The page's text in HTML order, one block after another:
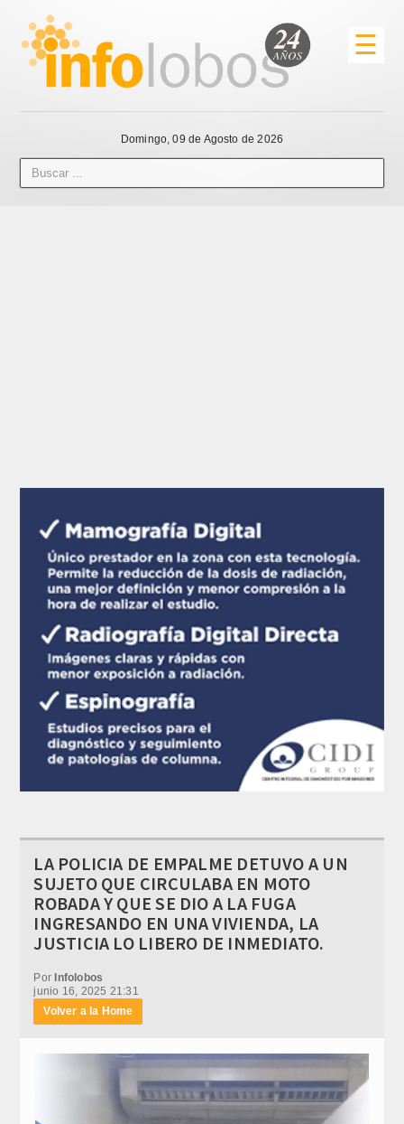
☰
Domingo, 09 de Agosto de 2026
LA POLICIA DE EMPALME DETUVO A UN
SUJETO QUE CIRCULABA EN MOTO
ROBADA Y QUE SE DIO A LA FUGA
INGRESANDO EN UNA VIVIENDA, LA
JUSTICIA LO LIBERO DE INMEDIATO.
PorInfolobos
junio 16, 2025 21:31
Volver a la Home